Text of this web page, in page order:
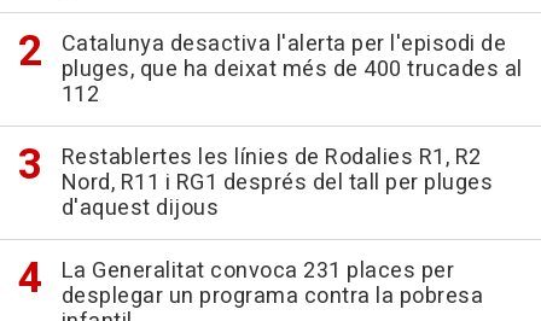
Catalunya desactiva l'alerta per l'episodi de
pluges, que ha deixat més de 400 trucades al
112
Restablertes les línies de Rodalies R1, R2
Nord, R11 i RG1 després del tall per pluges
d'aquest dijous
La Generalitat convoca 231 places per
desplegar un programa contra la pobresa